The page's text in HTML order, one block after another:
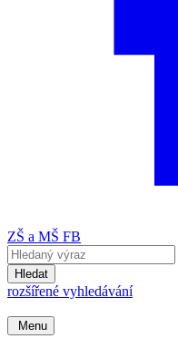
ZŠ a MŠ FB
Hledat
rozšířené vyhledávání
Menu